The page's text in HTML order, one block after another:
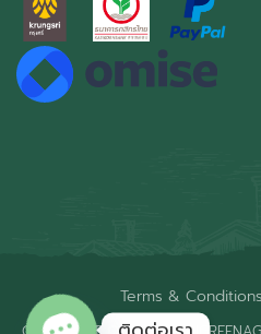
Terms & Conditions